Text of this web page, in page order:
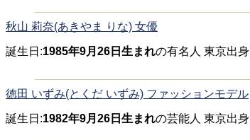
秋山 莉奈(あきやま りな) 女優
誕生日:1985年9月26日生まれの有名人 東京出身
徳田 いずみ(とくだ いずみ) ファッションモデル
誕生日:1982年9月26日生まれの芸能人 東京出身